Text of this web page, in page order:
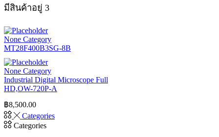
มีสินค้าอยู่ 3
None Category
MT28F400B3SG-8B
None Category
Industrial Digital Microscope Full
HD,OW-720P-A
฿8,500.00
Categories
Categories